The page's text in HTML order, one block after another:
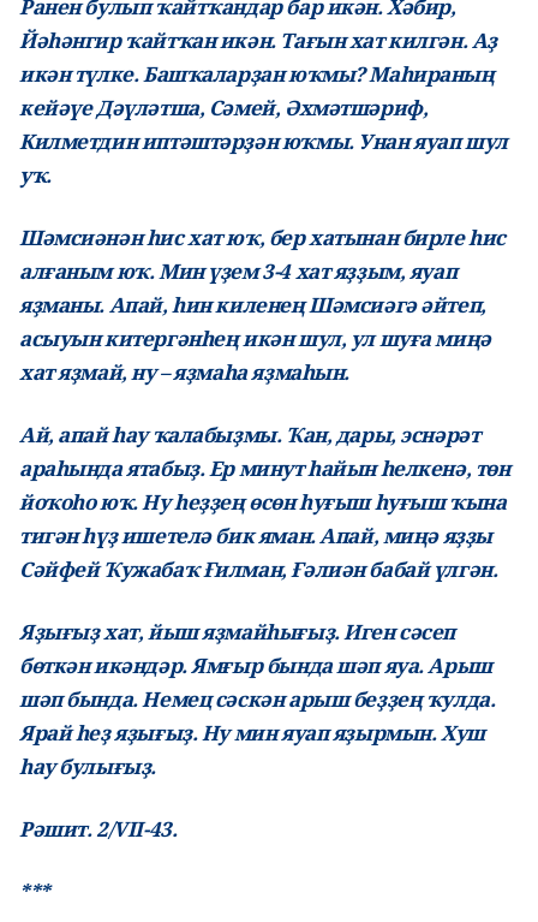
Ранен булып ҡайтҡандар бар икән. Хәбир,
Йәһәнгир ҡайтҡан икән. Тағын хат килгән. Аҙ
икән түлке. Башҡаларҙан юҡмы? Маһираның
кейәүе Дәүләтша, Сәмей, Әхмәтшәриф,
Килметдин иптәштәрҙән юҡмы. Унан яуап шул
уҡ.
Шәмсиәнән һис хат юҡ, бер хатынан бирле һис
алғаным юҡ. Мин үҙем 3-4 хат яҙҙым, яуап
яҙманы. Апай, һин киленең Шәмсиәгә әйтеп,
асыуын китергәнһең икән шул, ул шуға миңә
хат яҙмай, ну – яҙмаһа яҙмаһын.
Ай, апай һау ҡалабыҙмы. Ҡан, дары, эснәрәт
араһында ятабыҙ. Ер минут һайын һелкенә, төн
йоҡоһо юҡ. Ну һеҙҙең өсөн һуғыш һуғыш ҡына
тигән һүҙ ишетелә бик яман. Апай, миңә яҙҙы
Сәйфей Ҡужабаҡ Ғилман, Ғәлиән бабай үлгән.
Яҙығыҙ хат, йыш яҙмайһығыҙ. Иген сәсеп
бөткән икәндәр. Ямғыр бында шәп яуа. Арыш
шәп бында. Немец сәскән арыш беҙҙең ҡулда.
Ярай һеҙ яҙығыҙ. Ну мин яуап яҙырмын. Хуш
һау булығыҙ.
Рәшит. 2/VII-43.
***